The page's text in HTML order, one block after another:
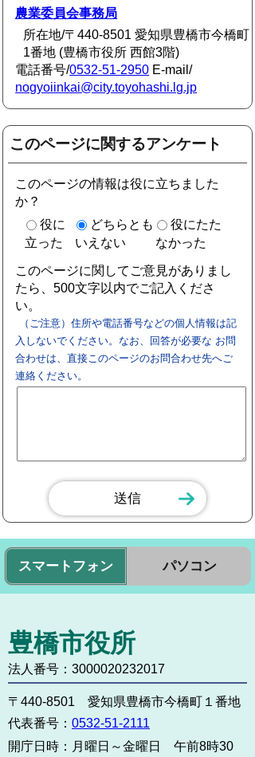
農業委員会事務局
所在地/〒440-8501 愛知県豊橋市今橋町
1番地 (豊橋市役所 西館3階)
電話番号/0532-51-2950 E-mail/
nogyoiinkai@city.toyohashi.lg.jp
このページに関するアンケート
このページの情報は役に立ちました
か？
役に
立った
どちらとも
いえない
役にたた
なかった
このページに関してご意見がありまし
たら、500文字以内でご記入くださ
い。
（ご注意）住所や電話番号などの個人情報は記
入しないでください。なお、回答が必要な お問
合わせは、直接このページのお問合わせ先へご
連絡ください。
スマートフォン パソコン
豊橋市役所
法人番号：3000020232017
〒440-8501 愛知県豊橋市今橋町１番地
代表番号： 0532-51-2111
開庁日時： 月曜日～金曜日 午前8時30